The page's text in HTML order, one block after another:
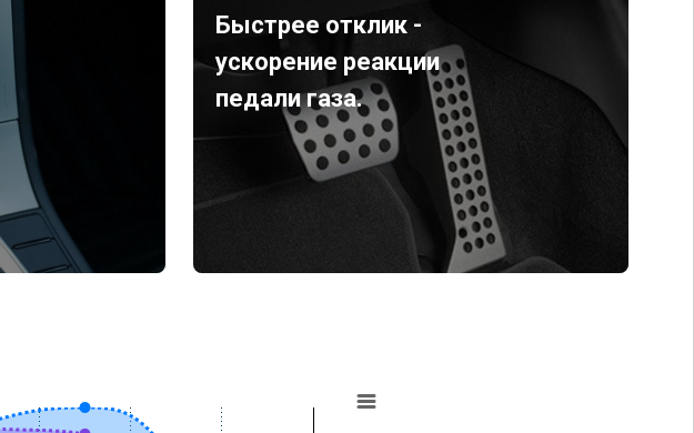
Быстрее отклик -
ускорение реакции
педали газа.